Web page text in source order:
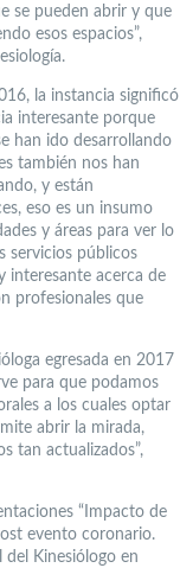
se pueden abrir y que
esos espacios”,
la instancia significó
interesante porque
han ido desarrollando
también nos han
y están
eso es un insumo
y áreas para ver lo
servicios públicos
interesante acerca de
profesionales que
egresada en 2017
para que podamos
a los cuales optar
abrir la mirada,
tan actualizados”,
“Impacto de
evento coronario.
del Kinesiólogo en